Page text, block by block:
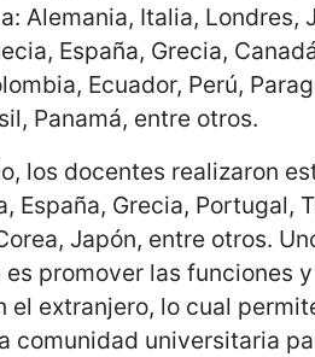
Alemania, Italia, Londres,
España, Grecia,
Ecuador, Perú,
Panamá, entre otros.
los docentes realizaron
España, Grecia, Portugal,
Japón, entre otros.
promover las funciones
el extranjero, lo cual
comunidad universitaria